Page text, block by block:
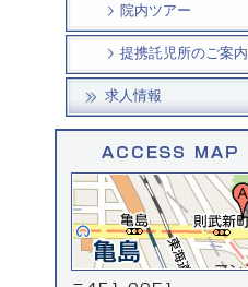
院内ツアー
提携託児所のご案内
求人情報